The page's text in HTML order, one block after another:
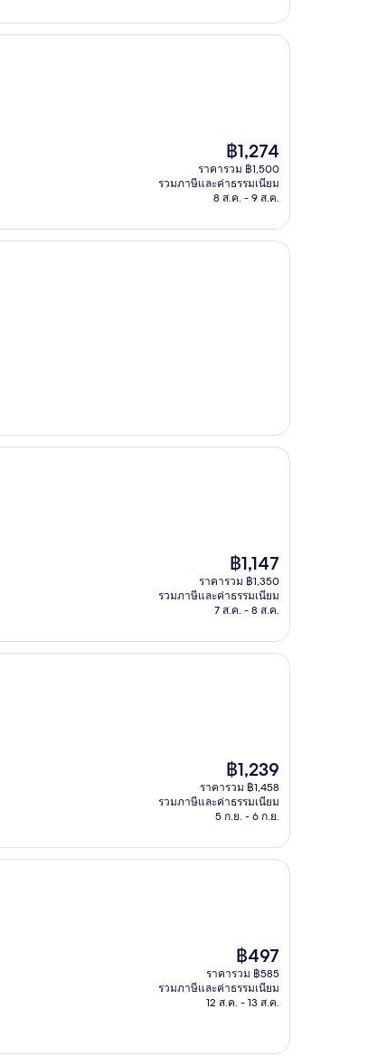
ราคา
ปัจจุบัน
คือ
฿1,274
฿1,274
ราคารวม ฿1,500
รวมภาษีและค่าธรรมเนียม
8 ส.ค. - 9 ส.ค.
ราคา
ปัจจุบัน
คือ
฿1,147
฿1,147
ราคารวม ฿1,350
รวมภาษีและค่าธรรมเนียม
7 ส.ค. - 8 ส.ค.
ราคา
ปัจจุบัน
คือ
฿1,239
฿1,239
ราคารวม ฿1,458
รวมภาษีและค่าธรรมเนียม
5 ก.ย. - 6 ก.ย.
ราคา
ปัจจุบัน
คือ
฿497
฿497
ราคารวม ฿585
รวมภาษีและค่าธรรมเนียม
12 ส.ค. - 13 ส.ค.